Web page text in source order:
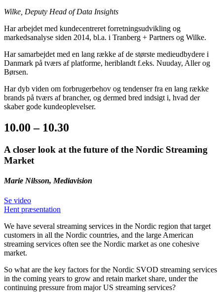
Wilke, Deputy Head of Data Insights
Har arbejdet med kundecentreret forretningsudvikling og
markedsanalyse siden 2014, bl.a. i Tranberg + Partners og Wilke.
Har samarbejdet med en lang række af de største medieudbydere i
Danmark på tværs af platforme, heriblandt f.eks. Nuuday, Aller og
Børsen.
Har dyb viden om forbrugerbehov og tendenser fra en lang række
brands på tværs af brancher, og dermed bred indsigt i, hvad der
skaber gode kundeoplevelser.
10.00 – 10.30
A closer look at the future of the Nordic Streaming
Market
Marie Nilsson, Mediavision
Se video
Hent præsentation
We have several streaming services in the Nordic region that target
customers in all the Nordic countries, and the large American
streaming services often see the Nordic market as one cohesive
market.
So what are the key factors for the Nordic SVOD streaming services
in the coming years to grow and retain market share, under the
continuing pressure from major US streaming services?